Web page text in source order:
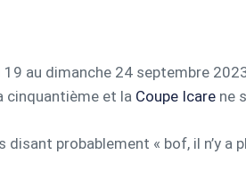
au dimanche 24 septembre
cinquantième et la Coupe Icare ne
probablement « bof, il n’y a